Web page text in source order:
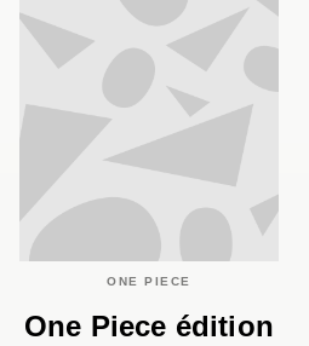
ONE PIECE
One Piece édition